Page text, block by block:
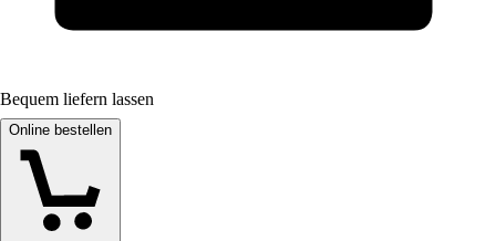
Bequem liefern lassen
Online bestellen